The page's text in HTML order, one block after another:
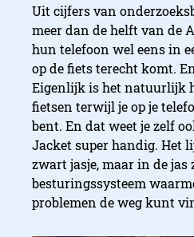
Uit cijfers van
meer dan de helft van de
hun telefoon wel eens in
op de fiets terecht komt.
Eigenlijk is het natuurlijk
fietsen terwijl je op je
bent. En dat weet je zelf
Jacket super handig. Het
zwart jasje, maar in de jas
besturingssysteem
problemen de weg kunt